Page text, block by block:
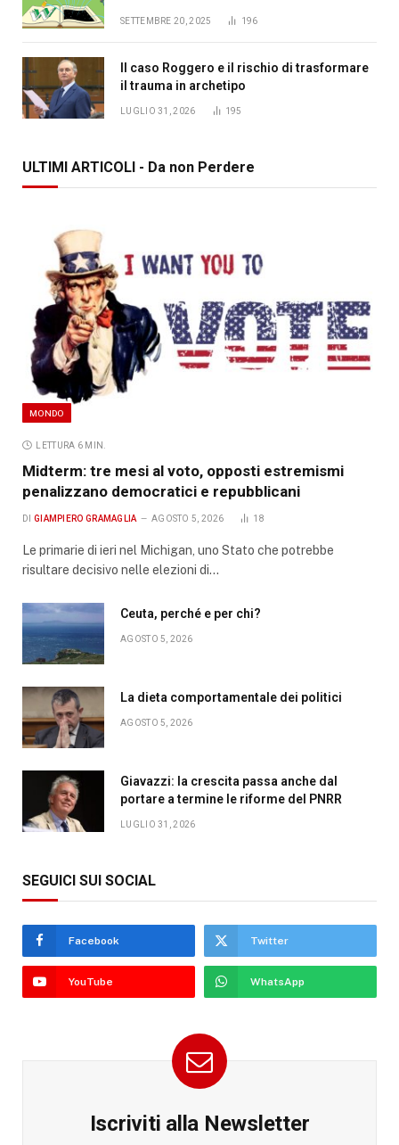
SETTEMBRE 20, 2025 196
Il caso Roggero e il rischio di trasformare
il trauma in archetipo
LUGLIO 31, 2026 195
ULTIMI ARTICOLI - Da non Perdere
MONDO
LETTURA 6 MIN.
Midterm: tre mesi al voto, opposti estremismi
penalizzano democratici e repubblicani
DI GIAMPIERO GRAMAGLIA AGOSTO 5, 2026 18
Le primarie di ieri nel Michigan, uno Stato che potrebbe
risultare decisivo nelle elezioni di…
Ceuta, perché e per chi?
AGOSTO 5, 2026
La dieta comportamentale dei politici
AGOSTO 5, 2026
Giavazzi: la crescita passa anche dal
portare a termine le riforme del PNRR
LUGLIO 31, 2026
SEGUICI SUI SOCIAL
Facebook Twitter
YouTube WhatsApp
Iscriviti alla Newsletter